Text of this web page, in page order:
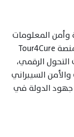
المعلومات
(FEDIS) أن مشاركتها في تطوير وإدارة منصة Tour4Cure
الرقمي،
السيبراني
جهود الدولة في